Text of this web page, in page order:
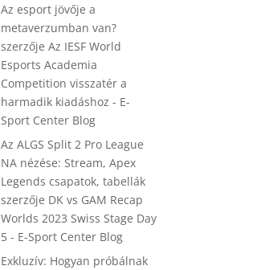
Az esport jövője a
metaverzumban van?
szerzőjeAz IESF World
Esports Academia
Competition visszatér a
harmadik kiadáshoz - E-
Sport Center Blog
Az ALGS Split 2 Pro League
NA nézése: Stream, Apex
Legends csapatok, tabellák
szerzője DK vs GAM Recap
Worlds 2023 Swiss Stage Day
5 - E-Sport Center Blog
Exkluzív: Hogyan próbálnak